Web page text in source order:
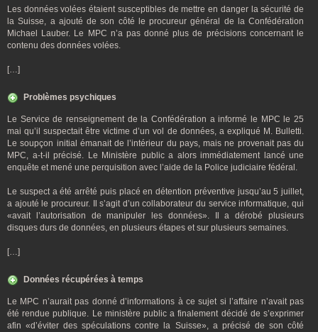
Les données volées étaient susceptibles de mettre en danger la sécurité de
la Suisse, a ajouté de son côté le procureur général de la Confédération
Michael Lauber. Le MPC n’a pas donné plus de précisions concernant le
contenu des données volées.
[…]
Problèmes psychiques
Le Service de renseignement de la Confédération a informé le MPC le 25
mai qu’il suspectait être victime d’un vol de données, a expliqué M. Bulletti.
Le soupçon initial émanait de l’intérieur du pays, mais ne provenait pas du
MPC, a-t-il précisé. Le Ministère public a alors immédiatement lancé une
enquête et mené une perquisition avec l’aide de la Police judiciaire fédéral.
Le suspect a été arrêté puis placé en détention préventive jusqu’au 5 juillet,
a ajouté le procureur. Il s’agit d’un collaborateur du service informatique, qui
«avait l’autorisation de manipuler les données». Il a dérobé plusieurs
disques durs de données, en plusieurs étapes et sur plusieurs semaines.
[…]
Données récupérées à temps
Le MPC n’aurait pas donné d’informations à ce sujet si l’affaire n’avait pas
été rendue publique. Le ministère public a finalement décidé de s’exprimer
afin «d’éviter des spéculations contre la Suisse», a précisé de son côté